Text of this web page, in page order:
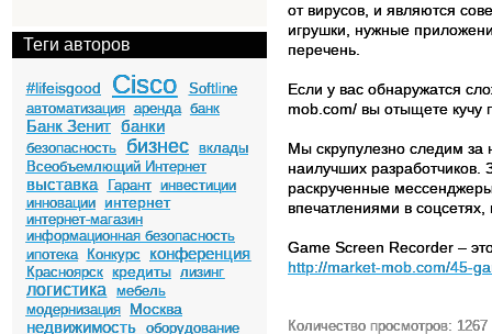
Теги авторов
#lifeisgood Cisco
Softline
автоматизация аренда банк
Банк Зенит банки
безопасность бизнес
вклады
Всеобъемлющий Интернет
выставка Гарант инвестиции
инновации
интернет
интернет-магазин
информационная безопасность
ипотека
Конкурс конференция
Красноярск кредиты лизинг
логистика
мебель
модернизация
Москва
недвижимость оборудование
от вирусов, и являются
игрушки, нужные
перечень.
Если у вас обнаружатся
mob.com/ вы отыщете
Мы скрупулезно следим за
наилучших
раскрученные
впечатлениями в соцсетях,
Game Screen Recorder –
http://market-mob.com/45-
Количество просмотров: 1267